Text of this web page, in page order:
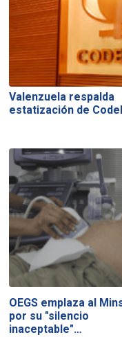
Valenzuela respalda
estatización de
OEGS emplaza al
por su "silencio
inaceptable"…